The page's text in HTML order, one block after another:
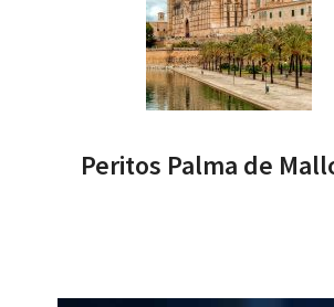
Peritos Palma de